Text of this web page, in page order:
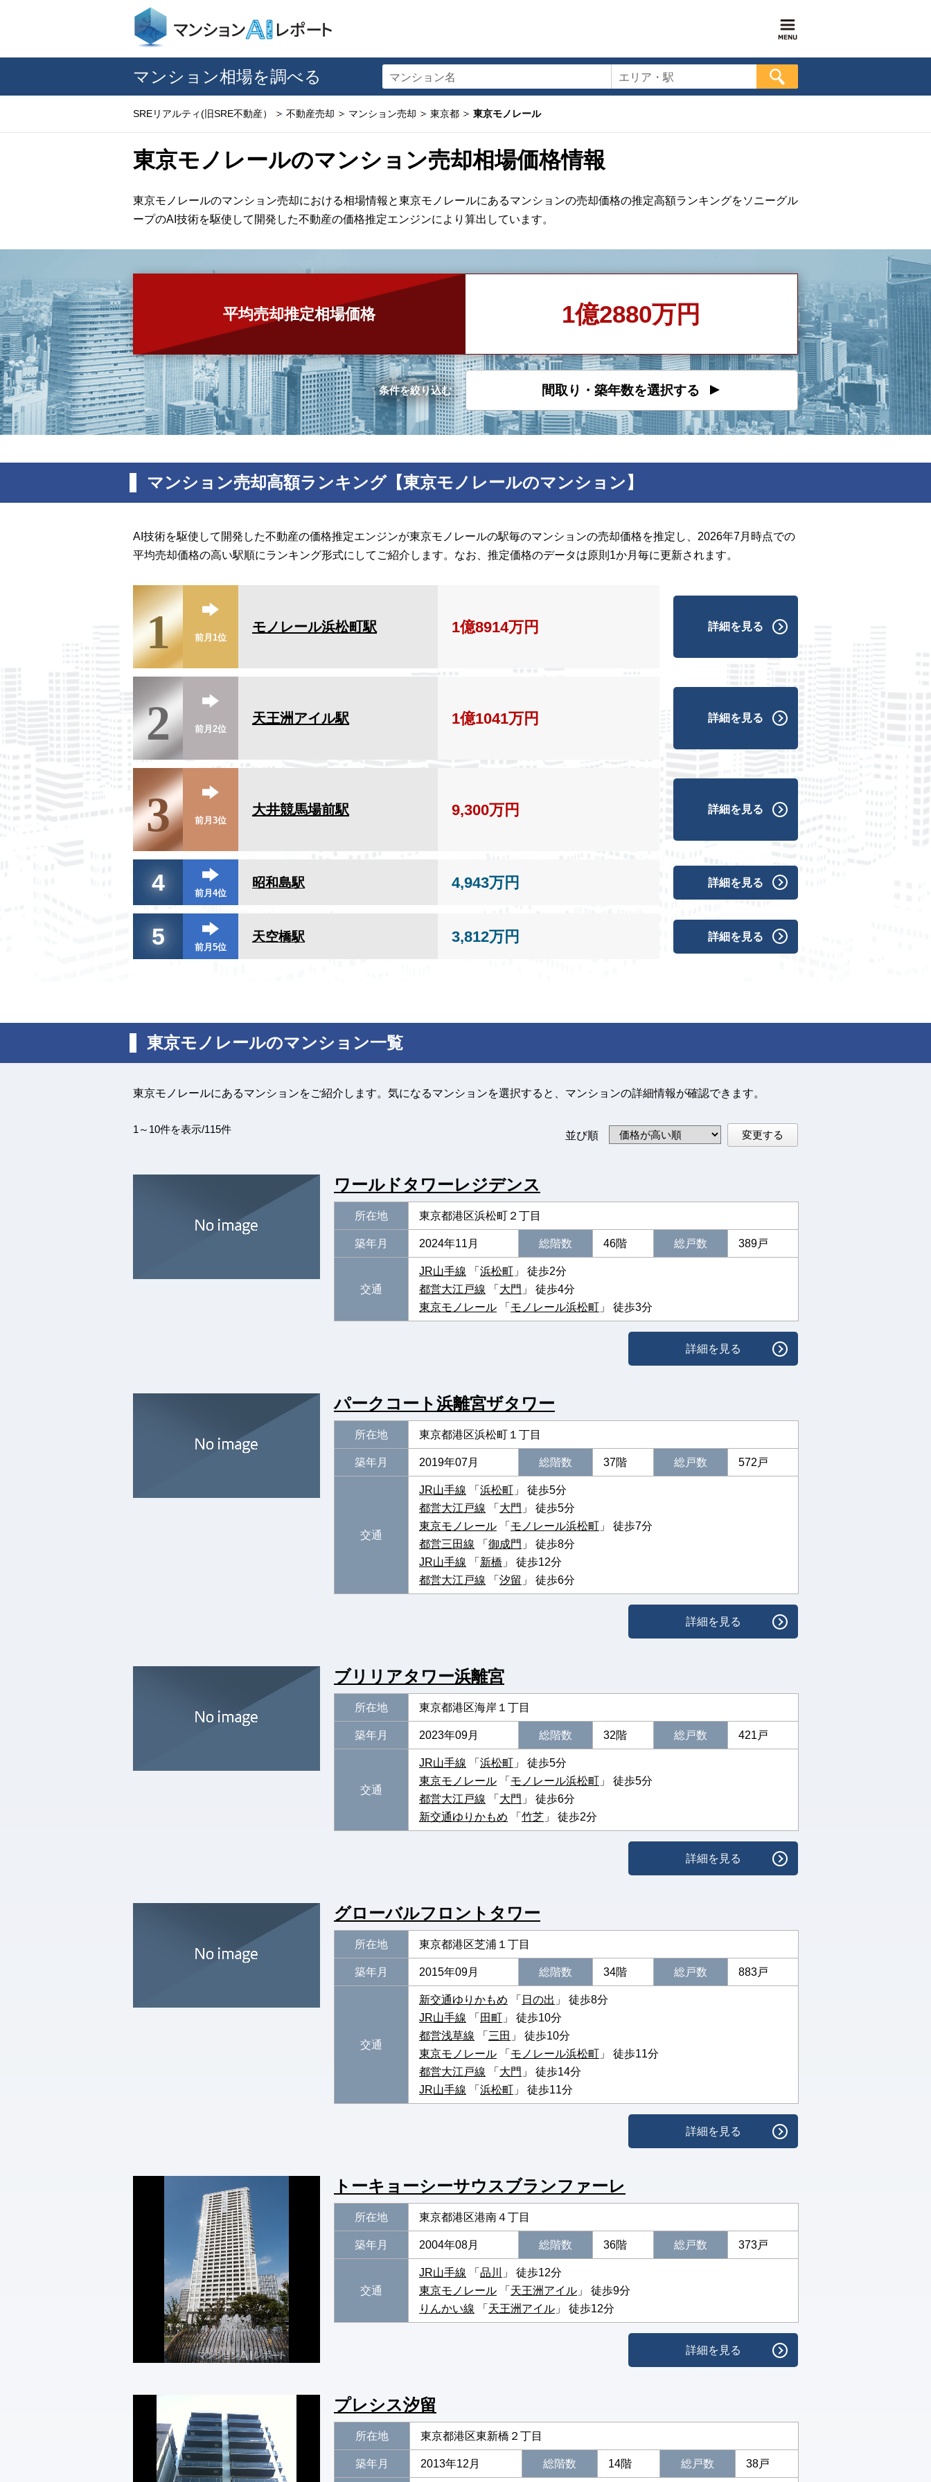
マンション相場を調べる マンション名 エリア・駅
SREリアルティ(旧SRE不動産） 不動産売却 マンション売却 東京都 東京モノレール
東京モノレールのマンション売却相場価格情報
東京モノレールのマンション売却における相場情報と東京モノレールにあるマンションの売却価格の推定高額ランキングをソニーグル
ープのAI技術を駆使して開発した不動産の価格推定エンジンにより算出しています。
平均売却推定相場価格 1億2880万円
条件を絞り込む 間取り・築年数を選択する
マンション売却高額ランキング【東京モノレールのマンション】
AI技術を駆使して開発した不動産の価格推定エンジンが東京モノレールの駅毎のマンションの売却価格を推定し、2026年7月時点での
平均売却価格の高い駅順にランキング形式にしてご紹介します。なお、推定価格のデータは原則1か月毎に更新されます。
1 前月1位
モノレール浜松町駅 1億8914万円 詳細を見る
2 前月2位
天王洲アイル駅 1億1041万円 詳細を見る
3 前月3位
大井競馬場前駅 9,300万円 詳細を見る
4 前月4位
昭和島駅 4,943万円 詳細を見る
5 前月5位
天空橋駅 3,812万円 詳細を見る
東京モノレールのマンション一覧
東京モノレールにあるマンションをご紹介します。気になるマンションを選択すると、マンションの詳細情報が確認できます。
1～10件を表示/115件 並び順 変更する
ワールドタワーレジデンス
所在地 東京都港区浜松町２丁目
築年月 2024年11月 総階数 46階 総戸数 389戸
交通
JR山手線 「 浜松町 」 徒歩2分
都営大江戸線 「 大門 」 徒歩4分
東京モノレール 「 モノレール浜松町 」 徒歩3分
詳細を見る
パークコート浜離宮ザタワー
所在地 東京都港区浜松町１丁目
築年月 2019年07月 総階数 37階 総戸数 572戸
交通
JR山手線 「 浜松町 」 徒歩5分
都営大江戸線 「 大門 」 徒歩5分
東京モノレール 「 モノレール浜松町 」 徒歩7分
都営三田線 「 御成門 」 徒歩8分
JR山手線 「 新橋 」 徒歩12分
都営大江戸線 「 汐留 」 徒歩6分
詳細を見る
ブリリアタワー浜離宮
所在地 東京都港区海岸１丁目
築年月 2023年09月 総階数 32階 総戸数 421戸
交通
JR山手線 「 浜松町 」 徒歩5分
東京モノレール 「 モノレール浜松町 」 徒歩5分
都営大江戸線 「 大門 」 徒歩6分
新交通ゆりかもめ 「 竹芝 」 徒歩2分
詳細を見る
グローバルフロントタワー
所在地 東京都港区芝浦１丁目
築年月 2015年09月 総階数 34階 総戸数 883戸
交通
新交通ゆりかもめ 「 日の出 」 徒歩8分
JR山手線 「 田町 」 徒歩10分
都営浅草線 「 三田 」 徒歩10分
東京モノレール 「 モノレール浜松町 」 徒歩11分
都営大江戸線 「 大門 」 徒歩14分
JR山手線 「 浜松町 」 徒歩11分
詳細を見る
トーキョーシーサウスブランファーレ
所在地 東京都港区港南４丁目
築年月 2004年08月 総階数 36階 総戸数 373戸
交通
JR山手線 「 品川
」 徒歩12分
東京モノレール 「 天王洲アイル 」 徒歩9分
りんかい線 「 天王洲アイル 」 徒歩12分
詳細を見る
プレシス汐留
所在地 東京都港区東新橋２丁目
築年月 2013年12月 総階数 14階 総戸数 38戸